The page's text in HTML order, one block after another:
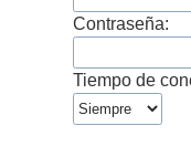
Contraseña:
Tiempo de